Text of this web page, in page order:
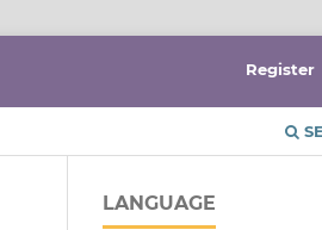
Register
LANGUAGE